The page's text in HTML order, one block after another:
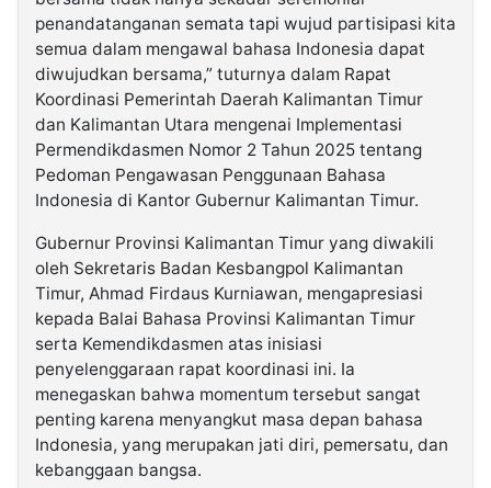
penandatanganan semata tapi wujud partisipasi kita
semua dalam mengawal bahasa Indonesia dapat
diwujudkan bersama,” tuturnya dalam Rapat
Koordinasi Pemerintah Daerah Kalimantan Timur
dan Kalimantan Utara mengenai Implementasi
Permendikdasmen Nomor 2 Tahun 2025 tentang
Pedoman Pengawasan Penggunaan Bahasa
Indonesia di Kantor Gubernur Kalimantan Timur.
Gubernur Provinsi Kalimantan Timur yang diwakili
oleh Sekretaris Badan Kesbangpol Kalimantan
Timur, Ahmad Firdaus Kurniawan, mengapresiasi
kepada Balai Bahasa Provinsi Kalimantan Timur
serta Kemendikdasmen atas inisiasi
penyelenggaraan rapat koordinasi ini. Ia
menegaskan bahwa momentum tersebut sangat
penting karena menyangkut masa depan bahasa
Indonesia, yang merupakan jati diri, pemersatu, dan
kebanggaan bangsa.